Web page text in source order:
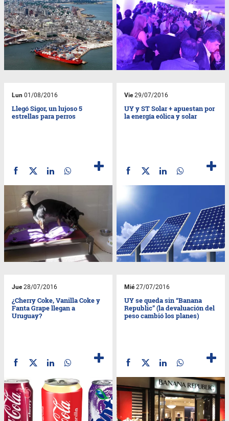
Lun 01/08/2016
Llegó Sigor, un lujoso 5
estrellas para perros
Vie29/07/2016
UY y ST Solar + apuestan por
la energía eólica y solar
Jue28/07/2016
¿Cherry Coke, Vanilla Coke y
Fanta Grape llegan a
Uruguay?
Mié27/07/2016
UY se queda sin “Banana
Republic” (la devaluación del
peso cambió los planes)